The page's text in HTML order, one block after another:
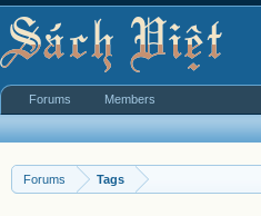
Forums Tags
Forums Members